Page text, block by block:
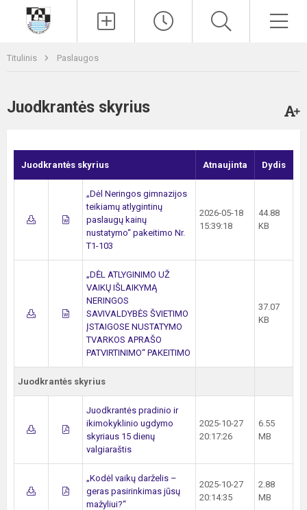
Titulinis Paslaugos
Juodkrantės skyrius
Juodkrantės skyrius Atnaujinta Dydis
„Dėl Neringos gimnazijos
teikiamų atlygintinų
paslaugų kainų
nustatymo“ pakeitimo Nr.
T1-103
2026-05-18
15:39:18
44.88
KB
„DĖL ATLYGINIMO UŽ
VAIKŲ IŠLAIKYMĄ
NERINGOS
SAVIVALDYBĖS ŠVIETIMO
ĮSTAIGOSE NUSTATYMO
TVARKOS APRAŠO
PATVIRTINIMO“ PAKEITIMO
37.07
KB
Juodkrantės skyrius
Juodkrantės pradinio ir
ikimokyklinio ugdymo
skyriaus 15 dienų
valgiaraštis
2025-10-27
20:17:26
6.55
MB
„Kodėl vaikų darželis –
geras pasirinkimas jūsų
mažyliui?“
2025-10-27
20:14:35
2.88
MB